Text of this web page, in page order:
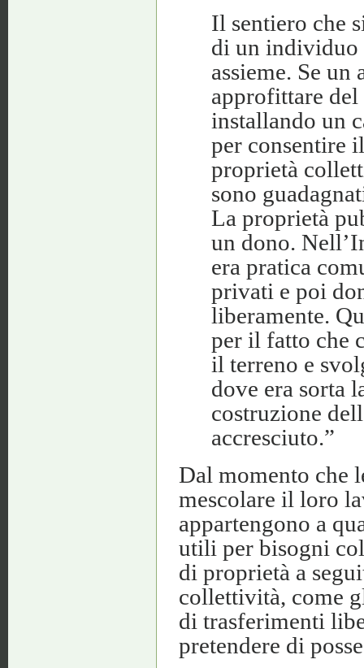
Il sentiero che
di un
assieme. Se
approfittare
installando un
per consentire
proprietà
sono
La proprietà
un dono.
era pratica
privati e poi
liberamente.
per il fatto che
il terreno e
dove era sorta
costruzione
accresciuto.”
Dal momento che
mescolare il loro
appartengono a
utili per bisogni
di proprietà a
collettività, come
di trasferimenti
pretendere di